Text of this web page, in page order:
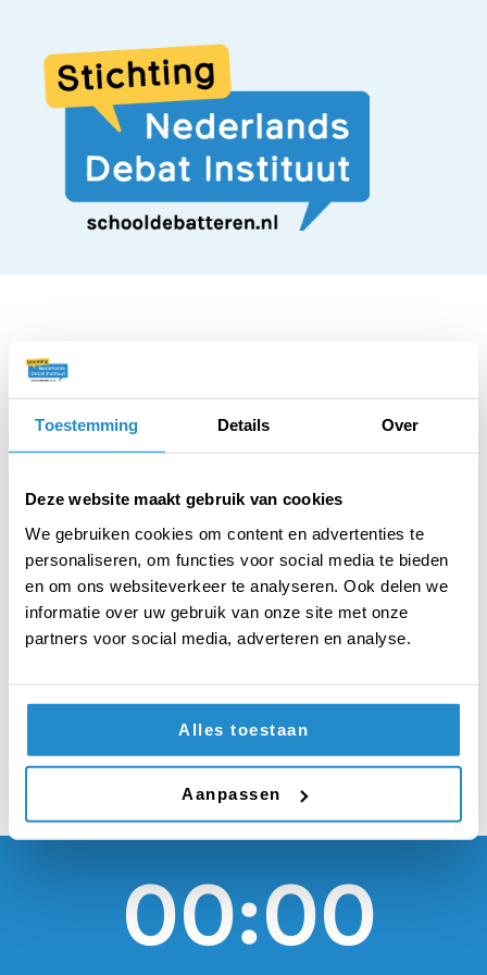
Toestemming Details Over
Deze website maakt gebruik van cookies
We gebruiken cookies om content en advertenties te
personaliseren, om functies voor social media te bieden
en om ons websiteverkeer te analyseren. Ook delen we
informatie over uw gebruik van onze site met onze
partners voor social media, adverteren en analyse.
Alles toestaan
Aanpassen
STELLING
Europese landen
moeten migranten
tijdens hun
toelatingsprocedure
opvangen in Noord-
Afrika
00:00